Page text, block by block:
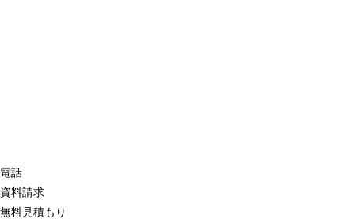
電話
資料請求
無料見積もり